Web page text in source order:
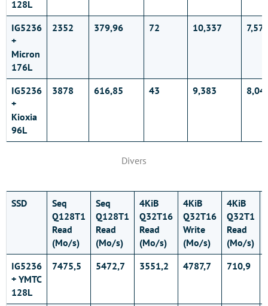
128L
IG5236
+
Micron
176L
2352 379,96 72 10,337 7,57
IG5236
+
Kioxia
96L
3878 616,85 43 9,383 8,04
Divers
SSD
Seq
Q128T1
Read
(Mo/s)
Seq
Q128T1
Read
(Mo/s)
4KiB
Q32T16
Read
(Mo/s)
4KiB
Q32T16
Write
(Mo/s)
4KiB
Q32T1
Read
(Mo/s)
IG5236
+ YMTC
128L
7475,5 5472,7 3551,2 4787,7 710,9